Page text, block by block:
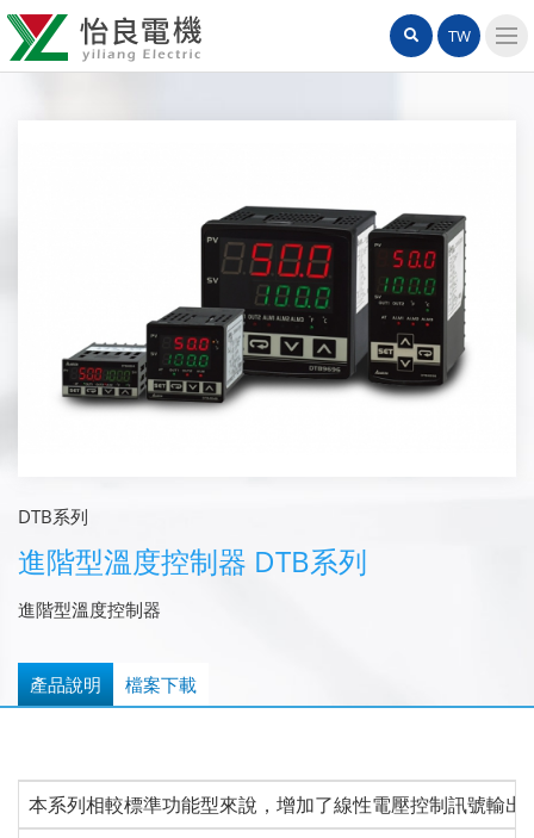
怡
良
網
TW
站
內
DTB系列
進階型溫度控制器 DTB系列
進階型溫度控制器
產品說明 檔案下載
本系列相較標準功能型來說，增加了線性電壓控制訊號輸